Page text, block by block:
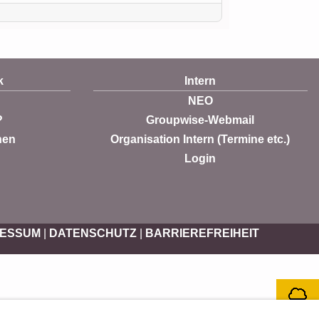
Intern
NEO
Groupwise-Webmail
Organisation Intern (Termine etc.)
Login
DATENSCHUTZ| BARRIEREFREIHEIT